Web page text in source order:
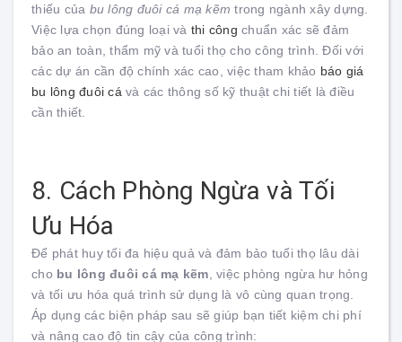
thiếu của bu lông đuôi cá mạ kẽm trong ngành xây dựng.
Việc lựa chọn đúng loại và thi công chuẩn xác sẽ đảm
bảo an toàn, thẩm mỹ và tuổi thọ cho công trình. Đối với
các dự án cần độ chính xác cao, việc tham khảo báo giá
bu lông đuôi cá và các thông số kỹ thuật chi tiết là điều
cần thiết.
8. Cách Phòng Ngừa và Tối
Ưu Hóa
Để phát huy tối đa hiệu quả và đảm bảo tuổi thọ lâu dài
cho bu lông đuôi cá mạ kẽm , việc phòng ngừa hư hỏng
và tối ưu hóa quá trình sử dụng là vô cùng quan trọng.
Áp dụng các biện pháp sau sẽ giúp bạn tiết kiệm chi phí
và nâng cao độ tin cậy của công trình: